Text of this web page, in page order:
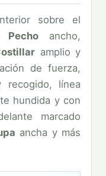
sobre el
Pecho ancho,
amplio y
de fuerza,
recogido, línea
hundida y con
marcado
ancha y más